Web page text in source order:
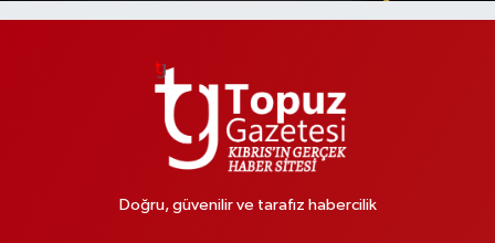
Doğru, güvenilir ve tarafız habercilik